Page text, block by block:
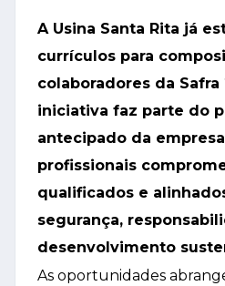
A Usina Santa Rita já
currículos para
colaboradores da Safra
iniciativa faz parte do
antecipado da
profissionais
qualificados e
segurança,
desenvolvimento
As oportunidades